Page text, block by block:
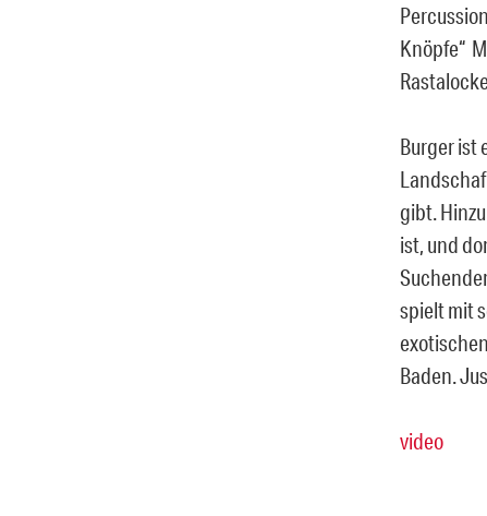
Knöpfe“
Burger ist
gibt.
ist, und
spielt mit
Baden.
video